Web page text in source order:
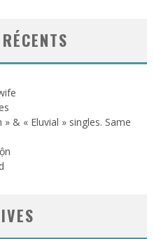
& « Eluvial » singles. Same